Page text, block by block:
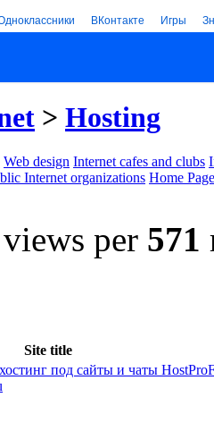
ВКонтакте Игры
> Hosting
Web design Internet cafes and clubs
Internet organizations Home
per 571
Site title
под сайты и чаты